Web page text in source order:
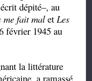
dépité–, au
me fait maletLes
février 1945 au
la littérature
a ramassé